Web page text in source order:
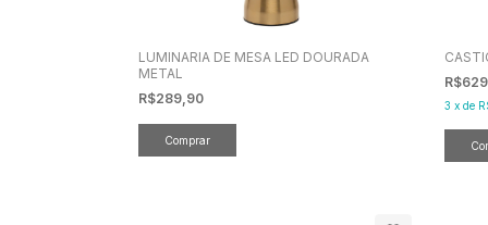
LUMINARIA DE MESA LED DOURADA
METAL
R$289,90
3 xde